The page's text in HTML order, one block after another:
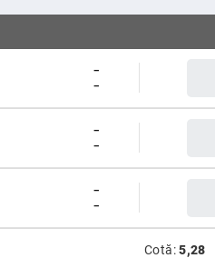
-
-
-
-
-
-
Cotă:5,28